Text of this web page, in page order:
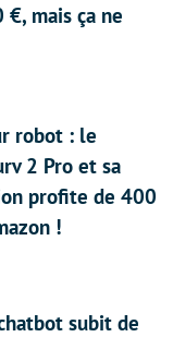
mais ça ne
robot : le
2 Pro et sa
profite de 400
!
subit de